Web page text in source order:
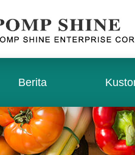
Berita